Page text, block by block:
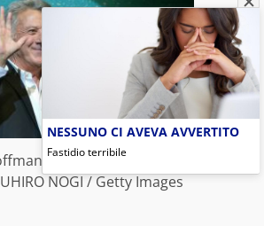
operato ad un tumore
NOGI / Getty Images
NESSUNO CI AVEVA AVVERTITO
Fastidio terribile